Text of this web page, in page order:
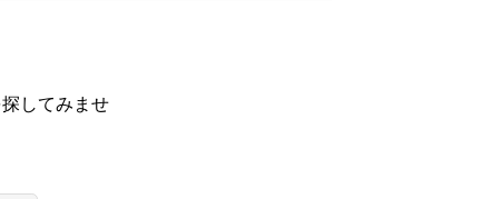
してみませ